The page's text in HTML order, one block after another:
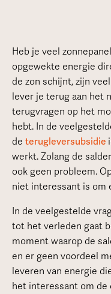
Heb je veel
opgewekte energie
de zon schijnt, zijn
lever je terug aan het
terugvragen op het
hebt. In de
de terugleversubsidie
werkt. Zolang de
ook geen probleem.
niet interessant is om
In de veelgestelde
tot het verleden gaat
moment waarop de
en er geen voordeel
leveren van energie
het interessant om de